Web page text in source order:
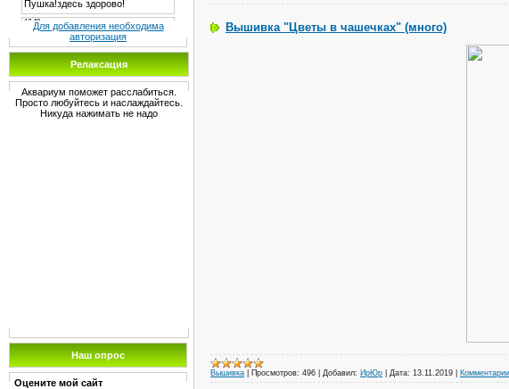
Для добавления необходима
авторизация
Релаксация
Аквариум поможет расслабиться.
Просто любуйтесь и наслаждайтесь.
Никуда нажимать не надо
Наш опрос
Оцените мой сайт
Вышивка "Цветы в чашечках" (много)
Вышивка Просмотров: 496 Добавил: ИрЮр Дата: 13.11.2019